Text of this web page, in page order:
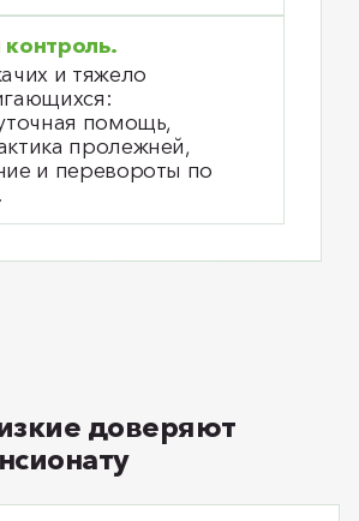
и тяжело
помощь,
пролежней,
и перевороты по
доверяют